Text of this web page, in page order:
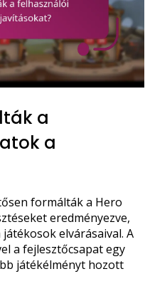
a
a
formálták a Hero
eredményezve,
elvárásaival. A
a fejlesztőcsapat egy
játékélményt hozott